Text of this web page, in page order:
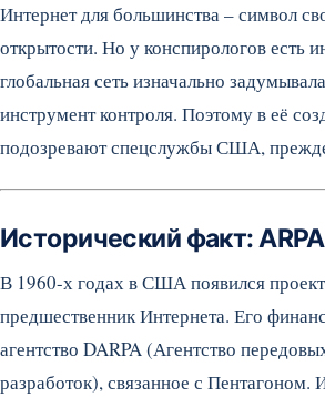
Интернет для большинства – символ
открытости. Но у конспирологов есть
глобальная сеть изначально
инструмент контроля. Поэтому в её
подозревают спецслужбы США,
Исторический факт:
В 1960-х годах в США появился
предшественник Интернета. Его
агентство DARPA (Агентство
разработок), связанное с Пентагоном.